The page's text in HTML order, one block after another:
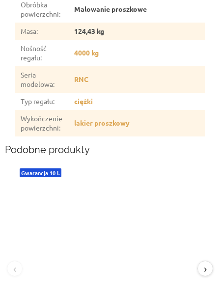
Obróbka
powierzchni:
Malowanie proszkowe
Masa:
124,43 kg
Nośność
regału:
4000 kg
Seria
modelowa:
RNC
Typ regału:
ciężki
Wykończenie
powierzchni:
lakier proszkowy
Podobne produkty
Gwarancja 10 l.
‹ ›